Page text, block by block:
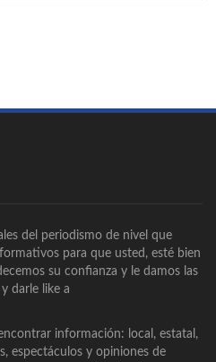
del periodismo de nivel que
para que usted, esté bien
su confianza y le damos las
darle like a
información: local, estatal,
espectáculos y opiniones de